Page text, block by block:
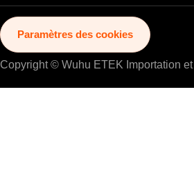
Paramètres des cookies
Copyright © Wuhu ETEK Importation